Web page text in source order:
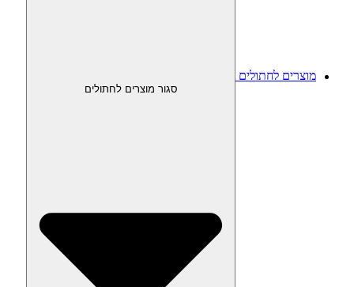
מוצרים לחתולים
סגור מוצרים לחתולים